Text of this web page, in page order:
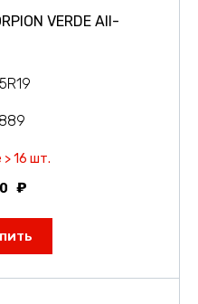
VERDE All-
> 16 шт.